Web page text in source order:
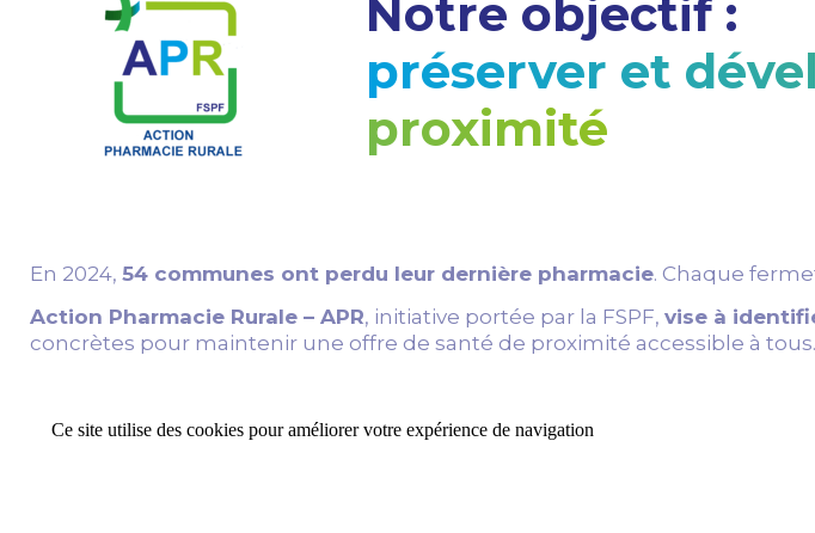
Notre objectif :
préserver et
proximité
En 2024, 54 communes ont perdu leur dernière pharmacie. Chaque
Action Pharmacie Rurale – APR, initiative portée par la FSPF, vise à
concrètes pour maintenir une offre de santé de proximité accessible à tous.